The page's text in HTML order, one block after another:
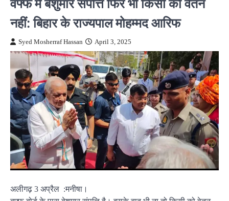
नहीं: बिहार के राज्यपाल मोहम्मद आरिफ
Syed Mosherraf Hassan April 3, 2025
अलीगढ़ 3 अप्रैल :मनीषा।